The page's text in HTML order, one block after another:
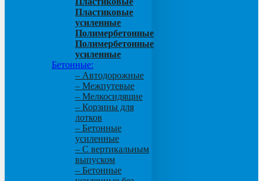
Пластиковые
усиленные
Полимербетонные
Полимербетонные
усиленные
Бетонные:
– Автодорожные
– Межпутевые
– Мелкосидящие
– Корзины для
лотков
– Бетонные
усиленные
– С вертикальным
выпуском
– Бетонные